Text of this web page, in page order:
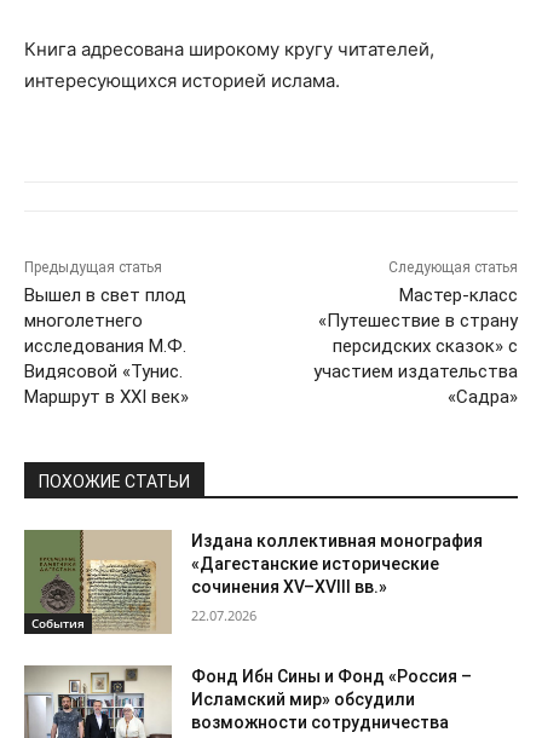
Книга адресована широкому кругу читателей,
интересующихся историей ислама.
Предыдущая статья
Вышел в свет плод
многолетнего
исследования М.Ф.
Видясовой «Тунис.
Маршрут в XXI век»
Следующая статья
Мастер-класс
«Путешествие в страну
персидских сказок» с
участием издательства
«Садра»
ПОХОЖИЕ СТАТЬИ
События
Издана коллективная монография
«Дагестанские исторические
сочинения XV–XVIII вв.»
22.07.2026
Фонд Ибн Сины и Фонд «Россия –
Исламский мир» обсудили
возможности сотрудничества